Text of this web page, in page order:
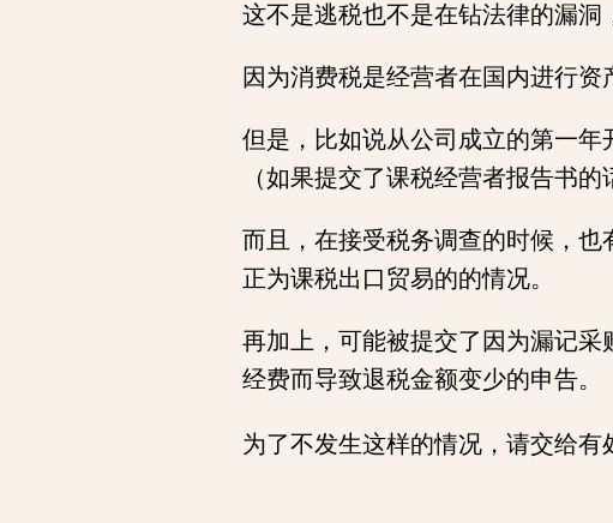
这不是逃税也不是在钻法律的漏洞
因为消费税是经营者在国内进行资
但是，比如说从公司成立的第一年
（如果提交了课税经营者报告书的
而且，在接受税务调查的时候，
正为课税出口贸易的的情况。
再加上，可能被提交了因为漏记
经费而导致退税金额变少的申告。
为了不发生这样的情况，请交给有